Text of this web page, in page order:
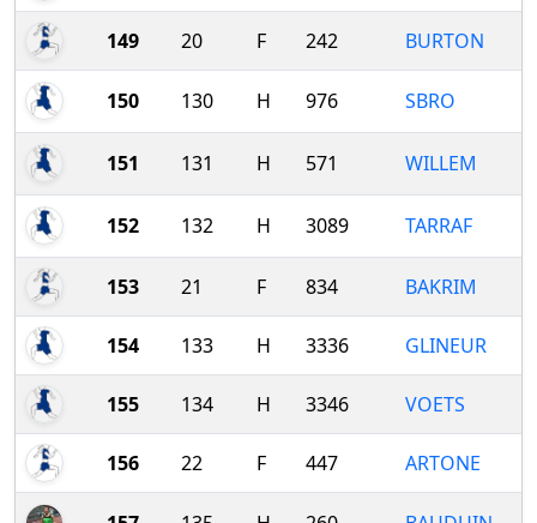
149 20 F 242 BURTON
150 130 H 976 SBRO
151 131 H 571 WILLEM
152 132 H 3089 TARRAF
153 21 F 834 BAKRIM
154 133 H 3336 GLINEUR
155 134 H 3346 VOETS
156 22 F 447 ARTONE